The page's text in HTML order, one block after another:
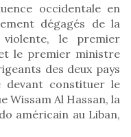
occidentale en
dégagés de la
le premier
le premier ministre
des deux pays
devant constituer le
Wissam Al Hassan, la
américain au Liban,